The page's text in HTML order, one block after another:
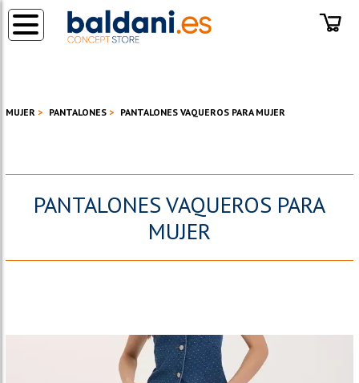
MUJER PANTALONES PANTALONES VAQUEROS PARA MUJER
PANTALONES VAQUEROS PARA
MUJER